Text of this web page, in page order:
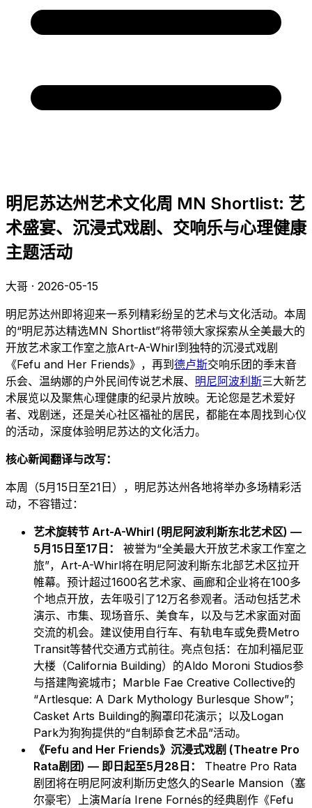
明尼苏达州艺术文化周 MN Shortlist: 艺
术盛宴、沉浸式戏剧、交响乐与心理健康
主题活动
大哥 · 2026-05-15
明尼苏达州即将迎来一系列精彩纷呈的艺术与文化活动。本周
的“明尼苏达精选MN Shortlist”将带领大家探索从全美最大的
开放艺术家工作室之旅Art-A-Whirl到独特的沉浸式戏剧
《Fefu and Her Friends》，再到德卢斯交响乐团的季末音
乐会、温纳娜的户外民间传说艺术展、 明尼阿波利斯三大新艺
术展览以及聚焦心理健康的纪录片放映。无论您是艺术爱好
者、戏剧迷，还是关心社区福祉的居民，都能在本周找到心仪
的活动，深度体验明尼苏达的文化活力。
核心新闻翻译与改写：
本周（5月15日至21日），明尼苏达州各地将举办多场精彩活
动，不容错过：
艺术旋转节 Art-A-Whirl (明尼阿波利斯东北艺术区) —
5月15日至17日：
被誉为“全美最大开放艺术家工作室之
旅”，Art-A-Whirl将在明尼阿波利斯东北部艺术区拉开
帷幕。预计超过1600名艺术家、画廊和企业将在100多
个地点开放，去年吸引了12万名参观者。活动包括艺术
演示、市集、现场音乐、美食车，以及与艺术家面对面
交流的机会。建议使用自行车、有轨电车或免费Metro
Transit等替代交通方式前往。亮点包括：在加利福尼亚
大楼（California Building）的Aldo Moroni Studios参
与搭建陶瓷城市；Marble Fae Creative Collective的
“Artlesque: A Dark Mythology Burlesque Show”；
Casket Arts Building的胸罩印花演示；以及Logan
Park为狗狗提供的“自制舔食艺术品”活动。
《Fefu and Her Friends》沉浸式戏剧 (Theatre Pro
Rata剧团) — 即日起至5月28日：
Theatre Pro Rata
剧团将在明尼阿波利斯历史悠久的Searle Mansion（塞
尔豪宅）上演María Irene Fornés的经典剧作《Fefu